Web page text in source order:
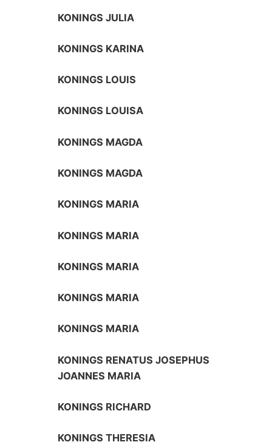
KONINGS JULIA
KONINGS KARINA
KONINGS LOUIS
KONINGS LOUISA
KONINGS MAGDA
KONINGS MAGDA
KONINGS MARIA
KONINGS MARIA
KONINGS MARIA
KONINGS MARIA
KONINGS MARIA
KONINGS RENATUS JOSEPHUS
JOANNES MARIA
KONINGS RICHARD
KONINGS THERESIA